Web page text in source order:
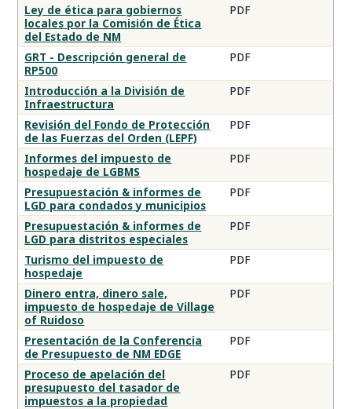
Ley de ética para gobiernos
locales por la Comisión de Ética
del Estado de NM
PDF
GRT - Descripción general de
RP500
PDF
Introducción a la División de
Infraestructura
PDF
Revisión del Fondo de Protección
de las Fuerzas del Orden (LEPF)
PDF
Informes del impuesto de
hospedaje de LGBMS
PDF
Presupuestación & informes de
LGD para condados y municipios
PDF
Presupuestación & informes de
LGD para distritos especiales
PDF
Turismo del impuesto de
hospedaje
PDF
Dinero entra, dinero sale,
impuesto de hospedaje de Village
of Ruidoso
PDF
Presentación de la Conferencia
de Presupuesto de NM EDGE
PDF
Proceso de apelación del
presupuesto del tasador de
impuestos a la propiedad
PDF